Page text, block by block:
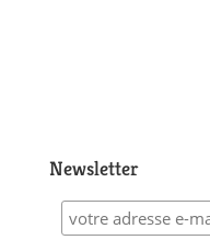
Newsletter